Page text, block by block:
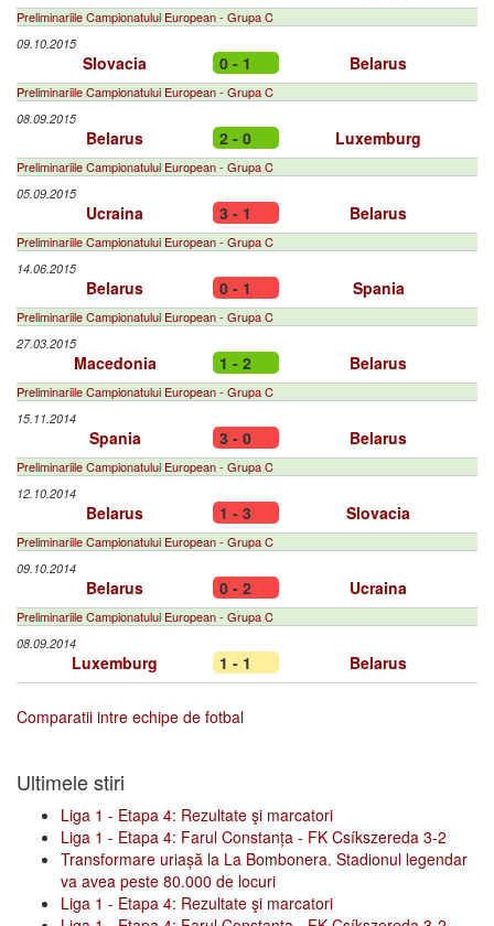
Preliminariile Campionatului European - Grupa C
09.10.2015
Slovacia 0 - 1 Belarus
Preliminariile Campionatului European - Grupa C
08.09.2015
Belarus 2 - 0 Luxemburg
Preliminariile Campionatului European - Grupa C
05.09.2015
Ucraina 3 - 1 Belarus
Preliminariile Campionatului European - Grupa C
14.06.2015
Belarus 0 - 1 Spania
Preliminariile Campionatului European - Grupa C
27.03.2015
Macedonia 1 - 2 Belarus
Preliminariile Campionatului European - Grupa C
15.11.2014
Spania 3 - 0 Belarus
Preliminariile Campionatului European - Grupa C
12.10.2014
Belarus 1 - 3 Slovacia
Preliminariile Campionatului European - Grupa C
09.10.2014
Belarus 0 - 2 Ucraina
Preliminariile Campionatului European - Grupa C
08.09.2014
Luxemburg 1 - 1 Belarus
Comparatii intre echipe de fotbal
Ultimele stiri
Liga 1 - Etapa 4: Rezultate şi marcatori
Liga 1 - Etapa 4: Farul Constanța - FK Csíkszereda 3-2
Transformare uriașă la La Bombonera. Stadionul legendar
va avea peste 80.000 de locuri
Liga 1 - Etapa 4: Rezultate şi marcatori